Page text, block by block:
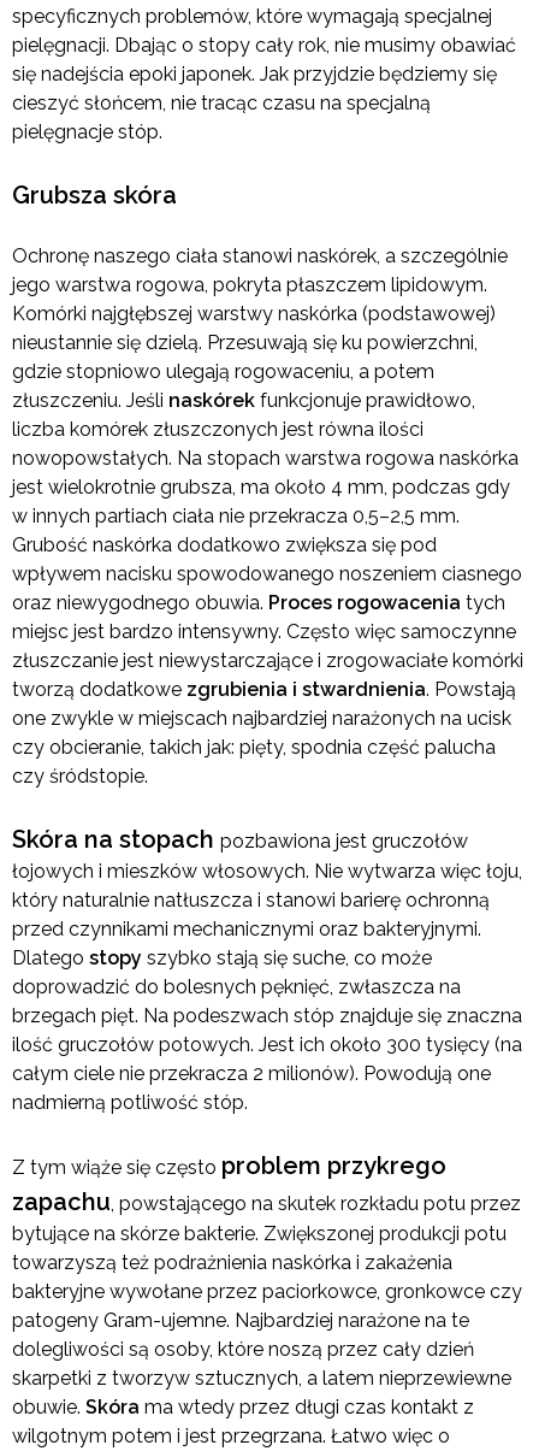
specyficznych problemów, które wymagają specjalnej
pielęgnacji. Dbając o stopy cały rok, nie musimy obawiać
się nadejścia epoki japonek. Jak przyjdzie będziemy się
cieszyć słońcem, nie tracąc czasu na specjalną
pielęgnacje stóp.
Grubsza skóra
Ochronę naszego ciała stanowi naskórek, a szczególnie
jego warstwa rogowa, pokryta płaszczem lipidowym.
Komórki najgłębszej warstwy naskórka (podstawowej)
nieustannie się dzielą. Przesuwają się ku powierzchni,
gdzie stopniowo ulegają rogowaceniu, a potem
złuszczeniu. Jeśli naskórek funkcjonuje prawidłowo,
liczba komórek złuszczonych jest równa ilości
nowopowstałych. Na stopach warstwa rogowa naskórka
jest wielokrotnie grubsza, ma około 4 mm, podczas gdy
w innych partiach ciała nie przekracza 0,5–2,5 mm.
Grubość naskórka dodatkowo zwiększa się pod
wpływem nacisku spowodowanego noszeniem ciasnego
oraz niewygodnego obuwia. Proces rogowacenia tych
miejsc jest bardzo intensywny. Często więc samoczynne
złuszczanie jest niewystarczające i zrogowaciałe komórki
tworzą dodatkowe zgrubienia i stwardnienia. Powstają
one zwykle w miejscach najbardziej narażonych na ucisk
czy obcieranie, takich jak: pięty, spodnia część palucha
czy śródstopie.
Skóra na stopach pozbawiona jest gruczołów
łojowych i mieszków włosowych. Nie wytwarza więc łoju,
który naturalnie natłuszcza i stanowi barierę ochronną
przed czynnikami mechanicznymi oraz bakteryjnymi.
Dlatego stopy szybko stają się suche, co może
doprowadzić do bolesnych pęknięć, zwłaszcza na
brzegach pięt. Na podeszwach stóp znajduje się znaczna
ilość gruczołów potowych. Jest ich około 300 tysięcy (na
całym ciele nie przekracza 2 milionów). Powodują one
nadmierną potliwość stóp.
Z tym wiąże się często problem przykrego
zapachu, powstającego na skutek rozkładu potu przez
bytujące na skórze bakterie. Zwiększonej produkcji potu
towarzyszą też podrażnienia naskórka i zakażenia
bakteryjne wywołane przez paciorkowce, gronkowce czy
patogeny Gram-ujemne. Najbardziej narażone na te
dolegliwości są osoby, które noszą przez cały dzień
skarpetki z tworzyw sztucznych, a latem nieprzewiewne
obuwie. Skóra ma wtedy przez długi czas kontakt z
wilgotnym potem i jest przegrzana. Łatwo więc o